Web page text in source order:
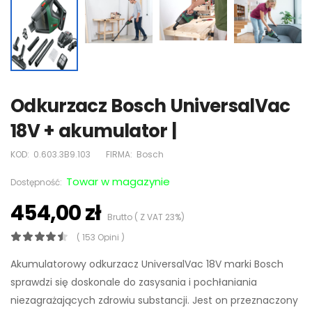
Odkurzacz Bosch UniversalVac
18V + akumulator |
KOD: 0.603.3B9.103 FIRMA: Bosch
Dostępność: Towar w magazynie
454,00 złBrutto ( Z VAT 23%)
( 153 Opini )
Akumulatorowy odkurzacz UniversalVac 18V marki Bosch
sprawdzi się doskonale do zasysania i pochłaniania
niezagrażających zdrowiu substancji. Jest on przeznaczony